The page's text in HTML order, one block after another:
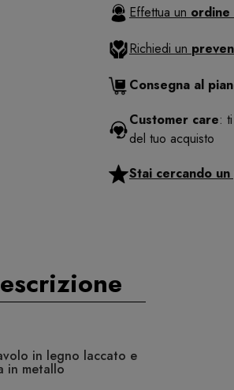
Effettua un
Richiedi un
Consegna al
Customer care:
del tuo acquisto
Stai cercando
in legno laccato e
in metallo